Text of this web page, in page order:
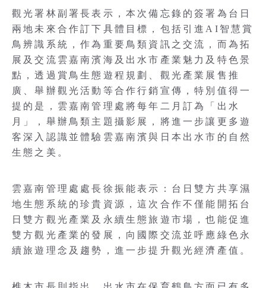
觀光署林副署長表示，本次備忘錄的簽署為台日
兩地未來合作訂下具體目標，包括引進AI智慧賞
鳥辨識系統，作為重要鳥類資訊之交流，而為拓
展及交流雲嘉南濱海及出水市產業魅力及特色景
點，透過賞鳥生態遊程規劃、觀光產業展售推
廣、舉辦觀光活動等合作行銷宣傳，特別值得一
提的是，雲嘉南管理處將每年二月訂為「出水
月」，舉辦鳥類主題攝影展，將進一步讓更多遊
客深入認識並體驗雲嘉南濱與日本出水市的自然
生態之美。
雲嘉南管理處處長徐振能表示：台日雙方共享濕
地生態系統的珍貴資源，這次合作不僅能開拓台
日雙方觀光產業及永續生態旅遊市場，也能促進
雙方觀光產業的發展，向國際交流並呼應綠色永
續旅遊理念及趨勢，進一步提升觀光經濟產值。